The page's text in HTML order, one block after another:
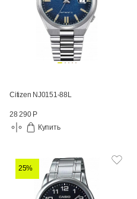
Citizen NJ0151-88L
28 290 Р
Купить
25%